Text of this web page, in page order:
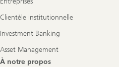
Clientèle institutionnelle
Investment Banking
Asset Management
À notre propos